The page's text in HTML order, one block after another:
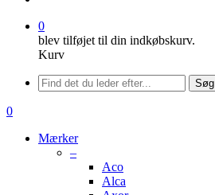
0
blev tilføjet til din indkøbskurv.
Kurv
Menu
Søg
søge
0
Mærker
–
Aco
Alca